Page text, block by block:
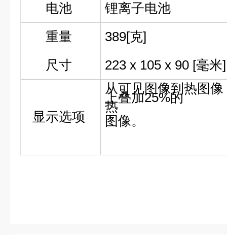
电池
锂离子电池
重量
389[克]
尺寸
223 x 105 x 90 [毫米]
显示选项
从可见图像到热图像
上叠加25%的
热
图像。